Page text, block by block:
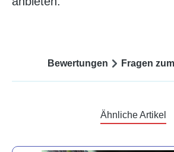
Bewertungen Fragen
Ähnliche Artikel